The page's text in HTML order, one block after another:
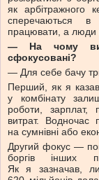
як арбітражного
сперечаються в
працювати, а люди
— На чому ви
сфокусовані?
— Для себе бачу
Перший, як я
у комбінату
роботи, зарплат,
витрат. Водночас
на сумнівні або
Другий фокус —
боргів інших
Як я зазначав,